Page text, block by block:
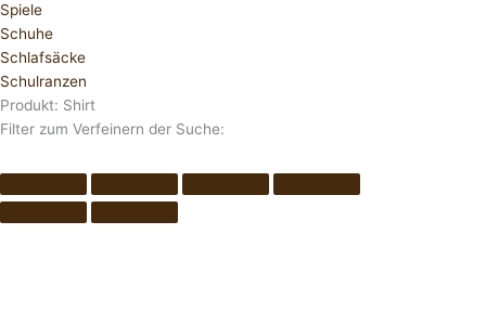
Spiele
Schuhe
Schlafsäcke
Schulranzen
Produkt: Shirt
Filter zum Verfeinern der Suche: